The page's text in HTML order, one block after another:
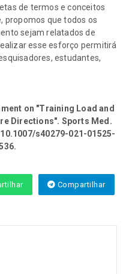
de termos e conceitos
propomos que todos os
sejam relatados de
esse esforço permitirá
estudantes,
on "Training Load and
Directions". Sports Med.
s40279-021-01525-
Compartilhar